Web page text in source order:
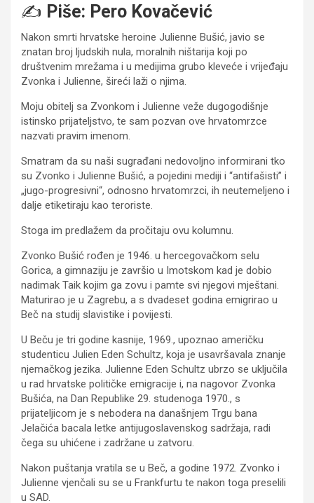
✍️ Piše: Pero Kovačević
Nakon smrti hrvatske heroine Julienne Bušić, javio se
znatan broj ljudskih nula, moralnih ništarija koji po
društvenim mrežama i u medijima grubo kleveće i vrijeđaju
Zvonka i Julienne, šireći laži o njima.
Moju obitelj sa Zvonkom i Julienne veže dugogodišnje
istinsko prijateljstvo, te sam pozvan ove hrvatomrzce
nazvati pravim imenom.
Smatram da su naši sugrađani nedovoljno informirani tko
su Zvonko i Julienne Bušić, a pojedini mediji i “antifašisti” i
„jugo-progresivni“, odnosno hrvatomrzci, ih neutemeljeno i
dalje etiketiraju kao teroriste.
Stoga im predlažem da pročitaju ovu kolumnu.
Zvonko Bušić rođen je 1946. u hercegovačkom selu
Gorica, a gimnaziju je završio u Imotskom kad je dobio
nadimak Taik kojim ga zovu i pamte svi njegovi mještani.
Maturirao je u Zagrebu, a s dvadeset godina emigrirao u
Beč na studij slavistike i povijesti.
U Beču je tri godine kasnije, 1969., upoznao američku
studenticu Julien Eden Schultz, koja je usavršavala znanje
njemačkog jezika. Julienne Eden Schultz ubrzo se uključila
u rad hrvatske političke emigracije i, na nagovor Zvonka
Bušića, na Dan Republike 29. studenoga 1970., s
prijateljicom je s nebodera na današnjem Trgu bana
Jelačića bacala letke antijugoslavenskog sadržaja, radi
čega su uhićene i zadržane u zatvoru.
Nakon puštanja vratila se u Beč, a godine 1972. Zvonko i
Julienne vjenčali su se u Frankfurtu te nakon toga preselili
u SAD.